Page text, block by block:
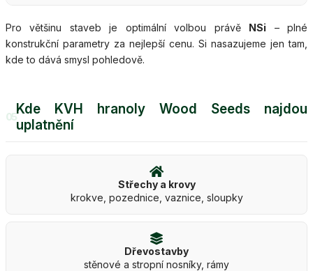
Pro většinu staveb je optimální volbou právě NSi – plné
konstrukční parametry za nejlepší cenu. Si nasazujeme jen tam,
kde to dává smysl pohledově.
05Kde KVH hranoly Wood Seeds najdou
uplatnění
Střechy a krovy
krokve, pozednice, vaznice, sloupky
Dřevostavby
stěnové a stropní nosníky, rámy